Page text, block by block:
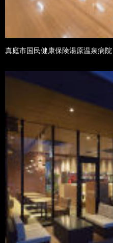
真庭市国民健康保険湯原温泉病院